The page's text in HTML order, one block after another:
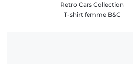
Retro Cars Collection
T-shirt femme B&C